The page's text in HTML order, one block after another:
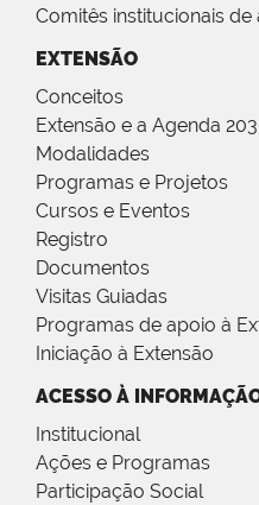
Comitês institucionais
EXTENSÃO
Conceitos
Extensão e a Agenda
Modalidades
Programas e Projetos
Cursos e Eventos
Registro
Documentos
Visitas Guiadas
Programas de apoio à
Iniciação à Extensão
ACESSO À
Institucional
Ações e Programas
Participação Social